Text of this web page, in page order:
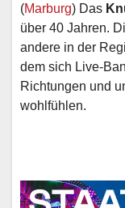
(Marburg) Das
über 40 Jahren.
andere in der
dem sich Live-
Richtungen und
wohlfühlen.